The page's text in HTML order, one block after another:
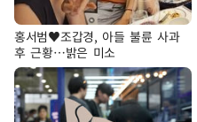
홍서범♥조갑경, 아들 불륜 사과
후 근황…밝은 미소